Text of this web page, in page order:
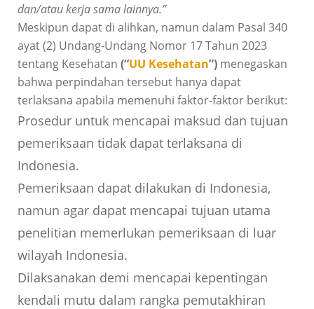
dan/atau kerja sama lainnya.”
Meskipun dapat di alihkan, namun dalam Pasal 340
ayat (2) Undang-Undang Nomor 17 Tahun 2023
tentang Kesehatan (“UU Kesehatan”)menegaskan
bahwa perpindahan tersebut hanya dapat
terlaksana apabila memenuhi faktor-faktor berikut:
Prosedur untuk mencapai maksud dan tujuan
pemeriksaan tidak dapat terlaksana di
Indonesia.
Pemeriksaan dapat dilakukan di Indonesia,
namun agar dapat mencapai tujuan utama
penelitian memerlukan pemeriksaan di luar
wilayah Indonesia.
Dilaksanakan demi mencapai kepentingan
kendali mutu dalam rangka pemutakhiran